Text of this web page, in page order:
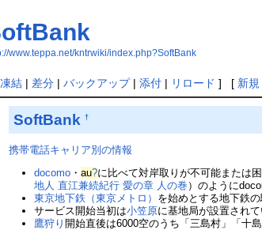
www.teppa.net/kntrwiki/index.php?SoftBank
凍結| 差分| バックアップ| 添付| リロード ] [ 新規
SoftBank †
携帯電話キャリア別の情報
docomo ・au?に比べて対岸取りが不可能または
地人 直江兼続紀行 愛の章 人の巻 ）のように
東京地下鉄（東京メトロ） を始めとする地下鉄
サービス開始当初は小笠原に基地局が設置され
鷹狩り 開始直後は6000空のうち「三島村」「十